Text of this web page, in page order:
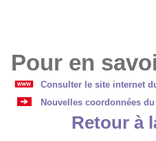
Pour en
Consulter le site internet
Nouvelles coordonnées
Retour à